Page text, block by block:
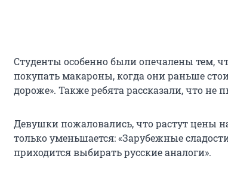
Студенты особенно были опечалены тем,
покупать макароны, когда они раньше
дороже». Также ребята рассказали, что не
Девушки пожаловались, что растут цены
только уменьшается: «Зарубежные
приходится выбирать русские аналоги».